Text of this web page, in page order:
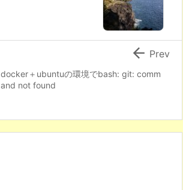
docker＋ubuntuの環境でbash: git: comm
and not found
 Prev